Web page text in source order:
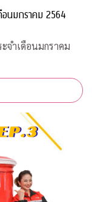
อนมกราคม 2564
จำเดือนมกราคม